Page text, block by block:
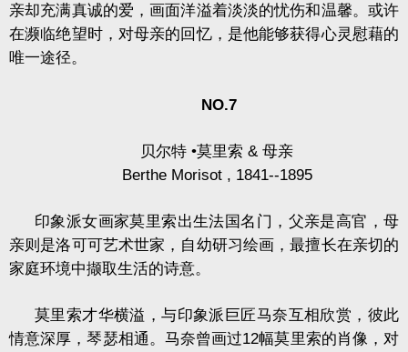
亲却充满真诚的爱，画面洋溢着淡淡的忧伤和温馨。或许
在濒临绝望时，对母亲的回忆，是他能够获得心灵慰藉的
唯一途径。
NO.7
贝尔特 •莫里索 & 母亲
Berthe Morisot , 1841--1895
印象派女画家莫里索出生法国名门，父亲是高官，母
亲则是洛可可艺术世家，自幼研习绘画，最擅长在亲切的
家庭环境中撷取生活的诗意。
莫里索才华横溢，与印象派巨匠马奈互相欣赏，彼此
情意深厚，琴瑟相通。马奈曾画过12幅莫里索的肖像，对